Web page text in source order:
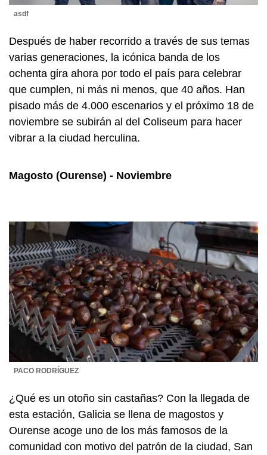
asdf
Después de haber recorrido a través de sus temas
varias generaciones, la icónica banda de los
ochenta gira ahora por todo el país para celebrar
que cumplen, ni más ni menos, que 40 años. Han
pisado más de 4.000 escenarios y el próximo 18 de
noviembre se subirán al del Coliseum para hacer
vibrar a la ciudad herculina.
Magosto (Ourense) - Noviembre
PACO RODRÍGUEZ
¿Qué es un otoño sin castañas? Con la llegada de
esta estación, Galicia se llena de magostos y
Ourense acoge uno de los más famosos de la
comunidad con motivo del patrón de la ciudad, San